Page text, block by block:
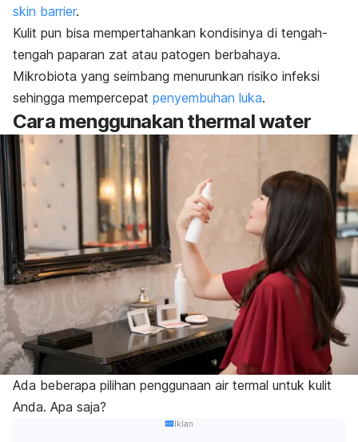
skin barrier.
Kulit pun bisa mempertahankan kondisinya di tengah-
tengah paparan zat atau patogen berbahaya.
Mikrobiota yang seimbang menurunkan risiko infeksi
sehingga mempercepat penyembuhan luka.
Cara menggunakan thermal water
Ada beberapa pilihan penggunaan air termal untuk kulit
Anda. Apa saja?
Iklan